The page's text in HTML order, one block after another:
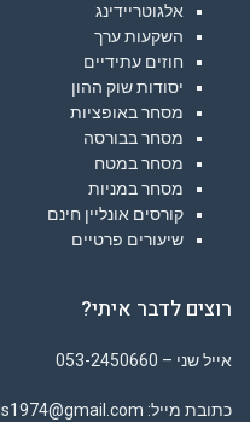
אלגוטריידינג
השקעות ערך
חוזים עתידיים
יסודות שוק ההון
מסחר באופציות
מסחר בבורסה
מסחר במטח
מסחר במניות
קורסים אונליין חינם
שיעורים פרטיים
רוצים לדבר איתי?
אייל שני – 053-2450660
כתובת מייל: eyals1974@gmail.com